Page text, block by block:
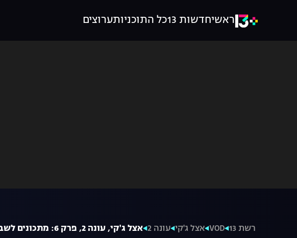
ראשיחדשות 13 כל התוכניותערוצים
רשת 13 VOD אצל ג'קי עונה 2 אצל ג'קי, עונה 2, פרק 6: מתכונים לשבת